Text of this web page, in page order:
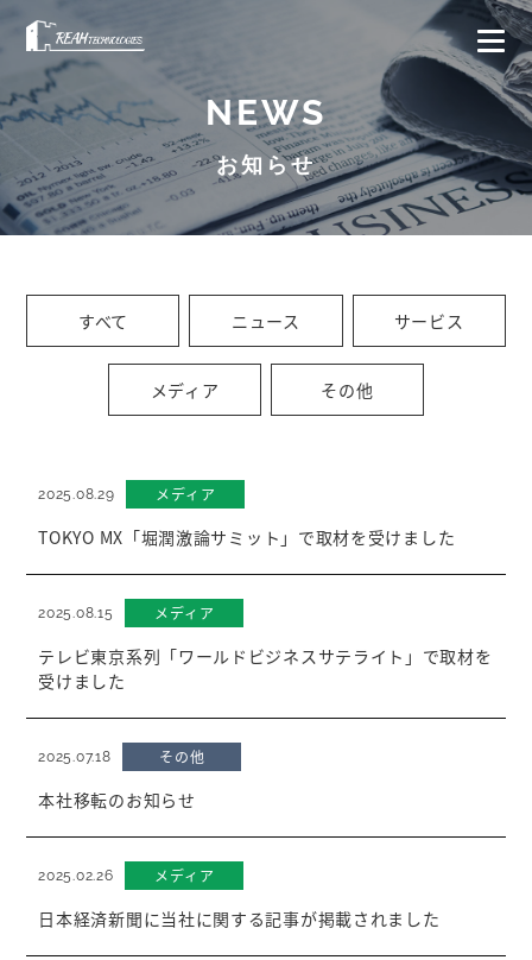
NEWS
お知らせ
すべて ニュース サービス
メディア その他
メディア
2025.08.29
TOKYO MX「堀潤激論サミット」で取材を受けました
メディア
2025.08.15
テレビ東京系列「ワールドビジネスサテライト」で取材を
受けました
その他
2025.07.18
本社移転のお知らせ
メディア
2025.02.26
日本経済新聞に当社に関する記事が掲載されました